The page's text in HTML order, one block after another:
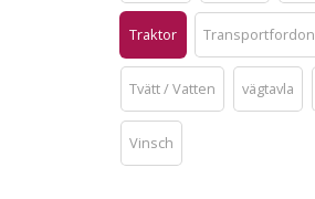
Traktor Transportfordon
Tvätt / Vatten vägtavla
Vinsch